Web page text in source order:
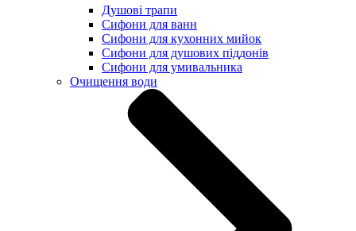
Душові трапи
Сифони для ванн
Сифони для кухонних мийок
Сифони для душових піддонів
Сифони для умивальника
Очищення води